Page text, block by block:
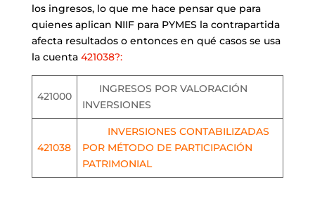
los ingresos, lo que me hace pensar que para
quienes aplican NIIF para PYMES la contrapartida
afecta resultados o entonces en qué casos se usa
la cuenta 421038?:
421000
INGRESOS POR VALORACIÓN
INVERSIONES
421038
INVERSIONES CONTABILIZADAS
POR MÉTODO DE PARTICIPACIÓN
PATRIMONIAL